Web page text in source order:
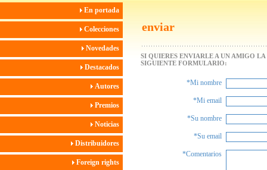
En portada
Colecciones
Novedades
Destacados
Autores
Premios
Noticias
Distribuidores
Foreign rights
enviar
SI QUIERES ENVIARLE A UN AMIGO
SIGUIENTE FORMULARIO:
*Mi nombre
*Mi email
*Su nombre
*Su email
*Comentarios